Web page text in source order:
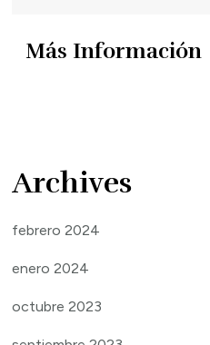
Más Información
Archives
febrero 2024
enero 2024
octubre 2023